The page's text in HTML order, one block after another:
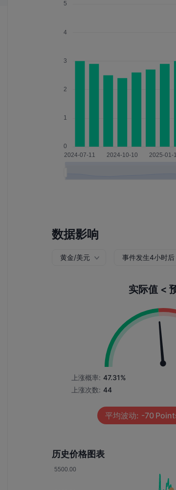
数据影响
黄金/美元 事件发生4小时后
实际值 <
上涨概率: 47.31%
上涨次数: 44
平均波动: -70
历史价格图表